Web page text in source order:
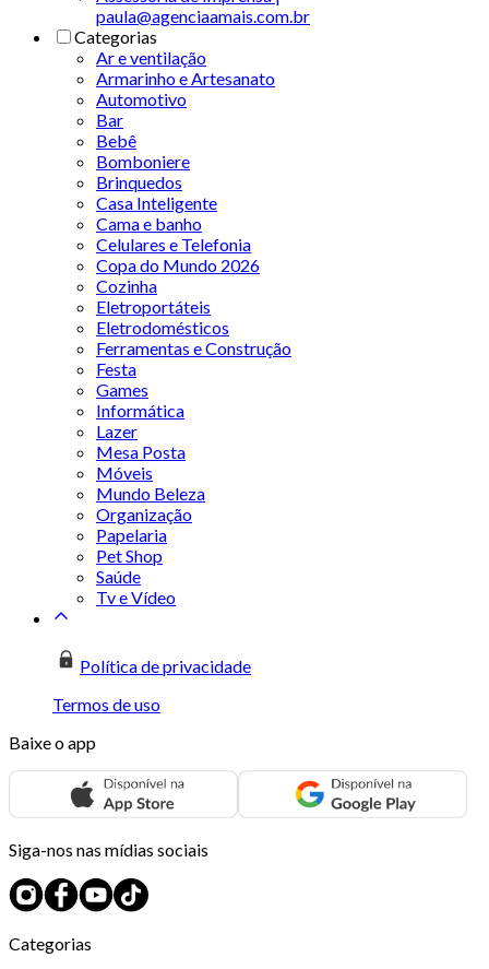
paula@agenciaamais.com.br
Categorias
Ar e ventilação
Armarinho e Artesanato
Automotivo
Bar
Bebê
Bomboniere
Brinquedos
Casa Inteligente
Cama e banho
Celulares e Telefonia
Copa do Mundo 2026
Cozinha
Eletroportáteis
Eletrodomésticos
Ferramentas e Construção
Festa
Games
Informática
Lazer
Mesa Posta
Móveis
Mundo Beleza
Organização
Papelaria
Pet Shop
Saúde
Tv e Vídeo
Política de privacidade
Termos de uso
Baixe o app
Siga-nos nas mídias sociais
Categorias